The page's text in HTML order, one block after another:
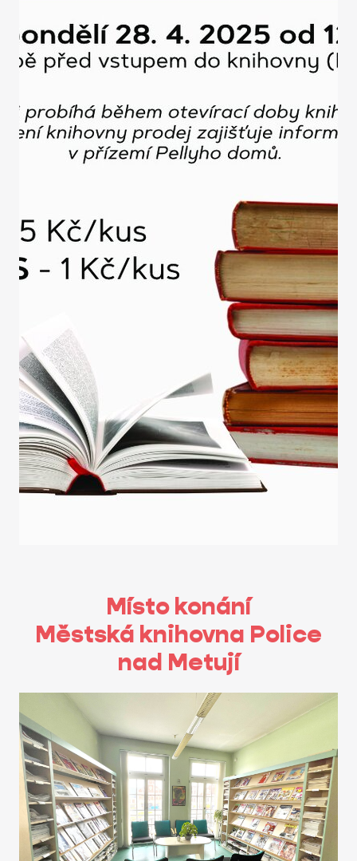
Místo konání
Městská knihovna Police
nad Metují